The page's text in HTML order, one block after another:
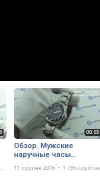
Обзор. Мужские
наручные часы
11 серпня 2016 1 735 переглядів